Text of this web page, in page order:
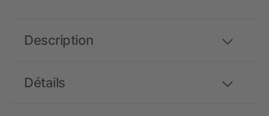
Détails
Description